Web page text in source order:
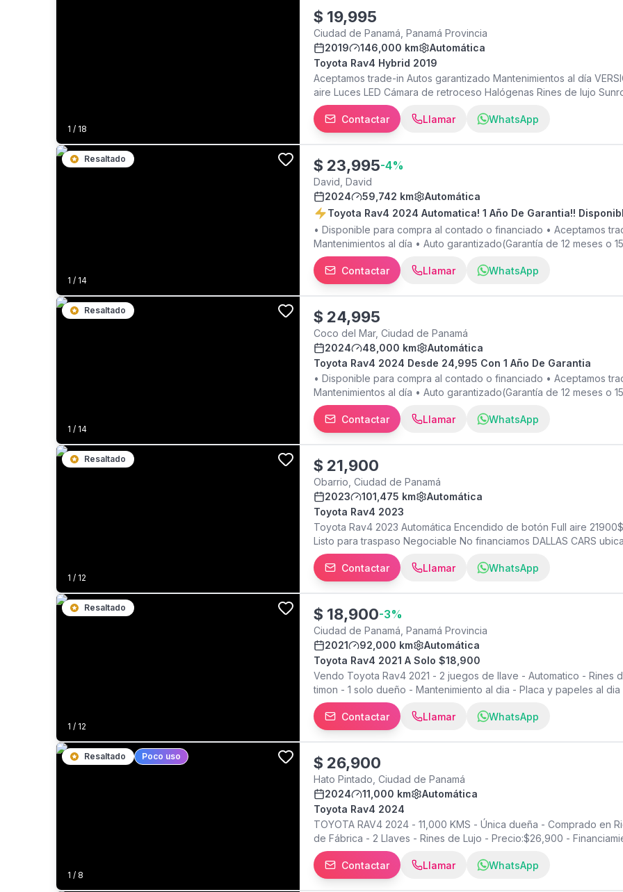
1 / 18
$ 19,995
Ciudad de Panamá, Panamá Provincia
2019
146,000 km
Automática
Toyota Rav4 Hybrid 2019
Aceptamos trade-in Autos garantizado Mantenimientos al día
aire Luces LED Cámara de retroceso Halógenas Rines de lujo
cuero Conectividad para dispositivos móviles Contamos con más
servicios y productos de primera calidad. Nuestros asesores te
experiencia en la compra de tu vehículo. *Nuestros precios no
Contactar Llamar WhatsApp
1 / 14
Resaltado $ 23,995-4%
David, David
2024
59,742 km
Automática
Toyota Rav4 2024 Automatica! 1 Año De Garantia!!
• Disponible para compra al contado o financiado • Aceptamos
Mantenimientos al día • Auto garantizado(Garantía de 12 meses o
Equipamiento destacado: • Transmisión automática • Pantalla
volante • Freno de estacionamiento electrónico con Auto Hold •
Modos de conducción ECO, Normal y Sport • Rines de lujo •
acompañan en el trámite para que tengas la mejor experiencia en
incluyen ITBMS, ni trámite de traspaso. ¡Contáctanos para más
Contactar Llamar WhatsApp
1 / 14
Resaltado $ 24,995
Coco del Mar, Ciudad de Panamá
2024
48,000 km
Automática
Toyota Rav4 2024 Desde 24,995 Con 1 Año De Garantia
• Disponible para compra al contado o financiado • Aceptamos
Mantenimientos al día • Auto garantizado(Garantía de 12 meses o
Equipamiento destacado: • Transmisión automática • Pantalla
volante • Freno de estacionamiento electrónico con Auto Hold •
Modos de conducción ECO, Normal y Sport • Rines de lujo •
acompañan en el trámite para que tengas la mejor experiencia en
incluyen ITBMS, ni trámite de traspaso. ¡Contáctanos para más
Contactar Llamar WhatsApp
1 / 12
Resaltado $ 21,900
Obarrio, Ciudad de Panamá
2023
101,475 km
Automática
Toyota Rav4 2023
Toyota Rav4 2023 Automática Encendido de botón Full aire
Listo para traspaso Negociable No financiamos DALLAS CARS
este encuéntranos en Google o waze como Dallas Cars Horario
Domingo y feriados atendemos por cita
Contactar Llamar WhatsApp
1 / 12
Resaltado $ 18,900-3%
Ciudad de Panamá, Panamá Provincia
2021
92,000 km
Automática
Toyota Rav4 2021 A Solo $18,900
Vendo Toyota Rav4 2021 - 2 juegos de llave - Automatico - Rines
timon - 1 solo dueño - Mantenimiento al dia - Placa y papeles al
Contactar Llamar WhatsApp
1 / 8
Resaltado Poco uso $ 26,900
Hato Pintado, Ciudad de Panamá
2024
11,000 km
Automática
Toyota Rav4 2024
TOYOTA RAV4 2024 - 11,000 KMS - Única dueña - Comprado en
de Fábrica - 2 Llaves - Rines de Lujo - Precio:$26,900 -
Contactar Llamar WhatsApp